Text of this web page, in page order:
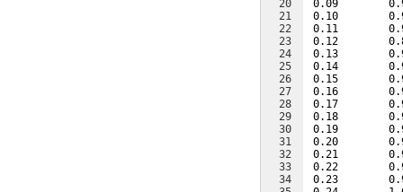
20
21
22
23
24
25
26
27
28
29
30
31
32
33
34
0.09
0.10
0.11
0.12
0.13
0.14
0.15
0.16
0.17
0.18
0.19
0.20
0.21
0.22
0.23